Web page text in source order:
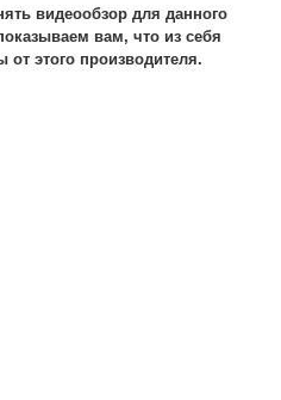
видеообзор для данного
вам, что из себя
от этого производителя.